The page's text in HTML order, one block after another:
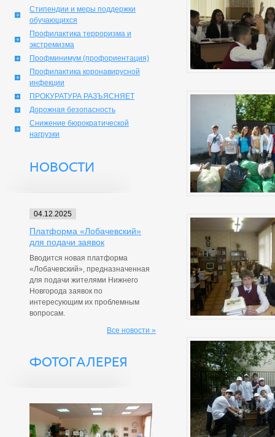
Стипендии и меры поддержки
обучающихся
Профилактика терроризма и
экстремизма
Профминимум (профориентация)
Профилактика коронавирусной
инфекции
ПРОКУРАТУРА РАЗЪЯСНЯЕТ
Дорожная безопасность
Снижение бюрократической
нагрузки
НОВОСТИ
04.12.2025
Платформа «Лобачевский»
для подачи заявок
Вводится новая платформа
«Лобачевский», предназначенная
для подачи жителями Нижнего
Новгорода заявок по
интересующим их проблемным
вопросам.
Все новости »
ФОТОГАЛЕРЕЯ